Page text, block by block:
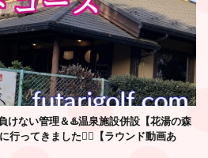
けない管理＆♨️温泉施設併設【花湯の森
行ってきました🏌️‍♂️【ラウンド動画あ